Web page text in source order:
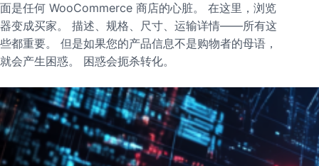
面是任何 WooCommerce 商店的心脏。 在这里，浏览
器变成买家。 描述、规格、尺寸、运输详情——所有这
些都重要。 但是如果您的产品信息不是购物者的母语，
就会产生困惑。 困惑会扼杀转化。